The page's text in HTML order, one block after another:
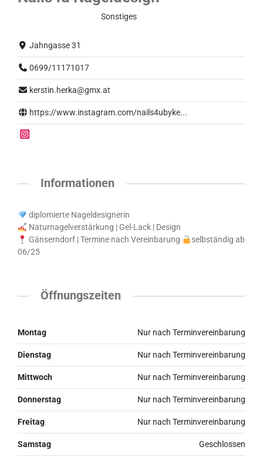
Sonstiges
Jahngasse 31
0699/11171017
kerstin.herka@gmx.at
https://www.instagram.com/nails4ubyke...
Informationen
diplomierte Nageldesignerin
Naturnagelverstärkung | Gel-Lack | Design
Gänserndorf | Termine nach Vereinbarung
selbständig ab
06/25
Öffnungszeiten
Montag Nur nach Terminvereinbarung
Dienstag Nur nach Terminvereinbarung
Mittwoch Nur nach Terminvereinbarung
Donnerstag Nur nach Terminvereinbarung
Freitag Nur nach Terminvereinbarung
Samstag Geschlossen